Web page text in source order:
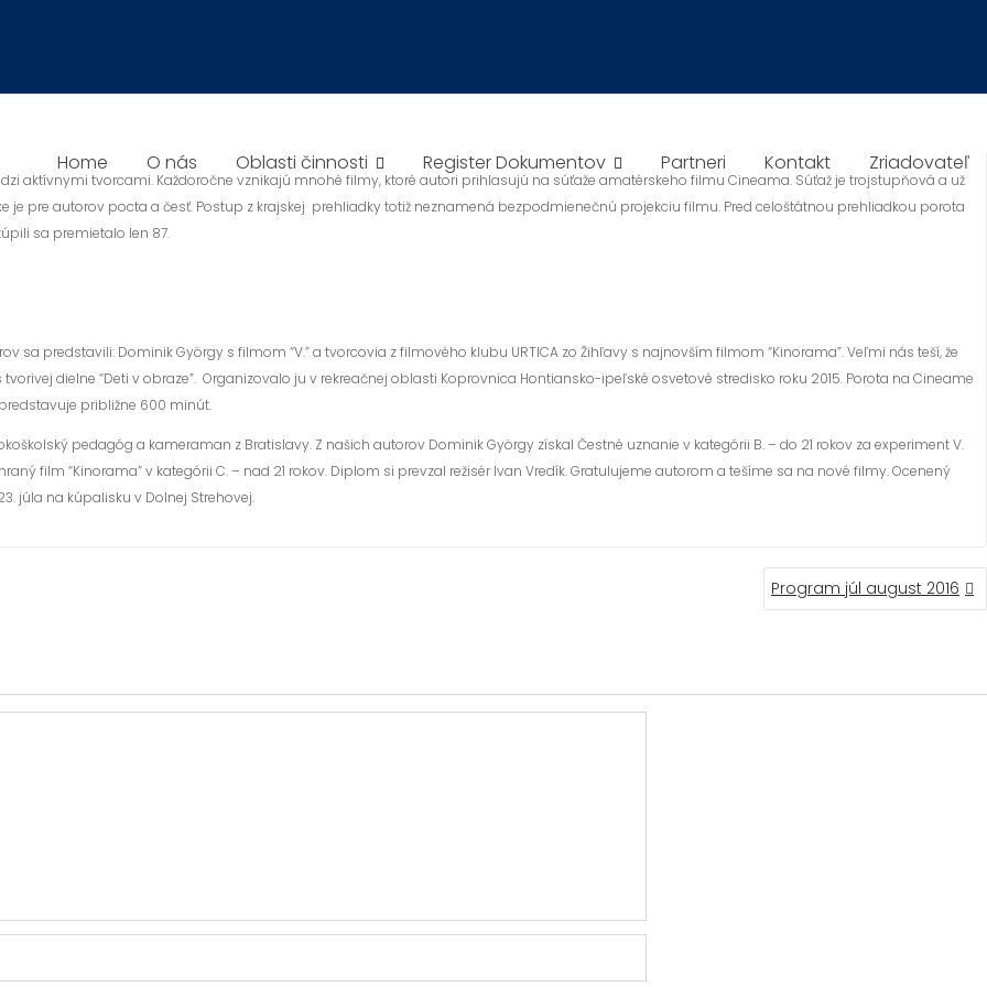
Home O nás Oblasti činnosti Register Dokumentov Partneri Kontakt Zriadovateľ
NITRE
aktívnymi tvorcami. Každoročne vznikajú mnohé filmy, ktoré autori prihlasujú na súťaže amatérskeho filmu Cineama. Súťaž je trojstupňová a už
pre autorov pocta a česť. Postup z krajskej prehliadky totiž neznamená bezpodmienečnú projekciu filmu. Pred celoštátnou prehliadkou porota
sa premietalo len 87.
sa predstavili: Dominik György s filmom “V.” a tvorcovia z filmového klubu URTICA zo Žihľavy s najnovším filmom “Kinorama”. Veľmi nás teší, že
dielne “Deti v obraze”. Organizovalo ju v rekreačnej oblasti Koprovnica Hontiansko-ipeľské osvetové stredisko roku 2015. Porota na Cineame
približne 600 minút.
pedagóg a kameraman z Bratislavy. Z našich autorov Dominik György získal Čestné uznanie v kategórii B. – do 21 rokov za experiment V.
film “Kinorama” v kategórii C. – nad 21 rokov. Diplom si prevzal režisér Ivan Vredík. Gratulujeme autorom a tešíme sa na nové filmy. Ocenený
júla na kúpalisku v Dolnej Strehovej.
Program júl august 2016